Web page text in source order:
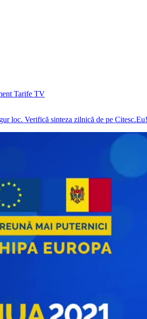
Tarife TV
loc. Verifică sinteza zilnică de pe Citesc.Eu!